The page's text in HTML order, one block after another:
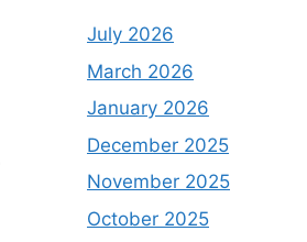
July 2026
March 2026
January 2026
December 2025
November 2025
October 2025